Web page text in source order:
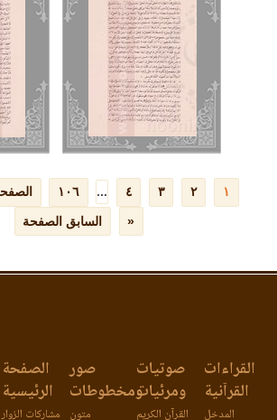
القراءات
القرآنية
المدخل
صوتيات
ومرئيات
القرآن الكريم
صور
ومخطوطات
متون
الصفحة
الرئيسية
مشاركات الزوار